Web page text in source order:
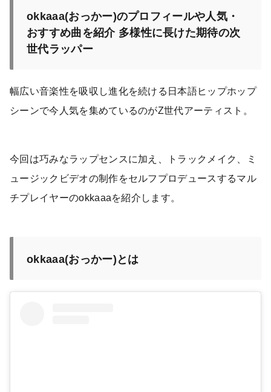
okkaaa(おっかー)のプロフィールや人気・
おすすめ曲を紹介 多様性に長けた期待の次
世代ラッパー
幅広い音楽性を吸収し進化を続ける日本語ヒップホップ
シーンで今人気を集めているのがZ世代アーティスト。
今回は巧みなラップセンスに加え、トラックメイク、ミ
ュージックビデオの制作をセルフプロデュースするマル
チプレイヤーのokkaaaを紹介します。
okkaaa(おっかー)とは